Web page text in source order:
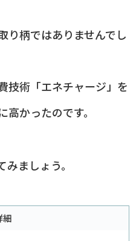
り柄ではありませんでし
技術「エネチャージ」を
かったのです。
ましょう。
細